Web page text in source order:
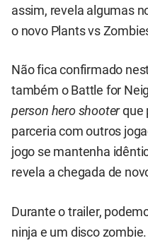
assim, revela algumas
o novo Plants vs
Não fica confirmado
também o Battle for
person hero shooterque
parceria com outros
jogo se mantenha
revela a chegada de
Durante o trailer,
ninja e um disco